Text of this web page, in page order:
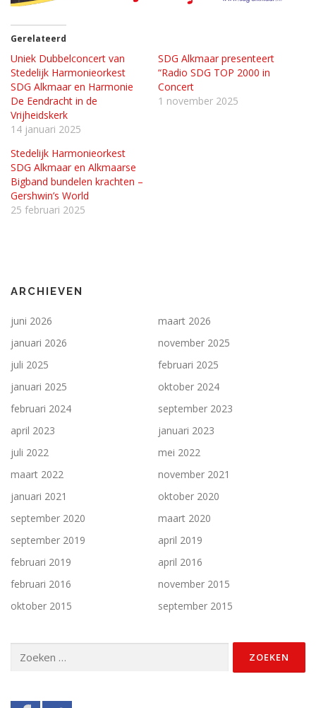
Gerelateerd
Uniek Dubbelconcert van
Stedelijk Harmonieorkest
SDG Alkmaar en Harmonie
De Eendracht in de
Vrijheidskerk
14 januari 2025
SDG Alkmaar presenteert
“Radio SDG TOP 2000 in
Concert
1 november 2025
Stedelijk Harmonieorkest
SDG Alkmaar en Alkmaarse
Bigband bundelen krachten –
Gershwin’s World
25 februari 2025
ARCHIEVEN
juni 2026
maart 2026
januari 2026
november 2025
juli 2025
februari 2025
januari 2025
oktober 2024
februari 2024
september 2023
april 2023
januari 2023
juli 2022
mei 2022
maart 2022
november 2021
januari 2021
oktober 2020
september 2020
maart 2020
september 2019
april 2019
februari 2019
april 2016
februari 2016
november 2015
oktober 2015
september 2015
naar: